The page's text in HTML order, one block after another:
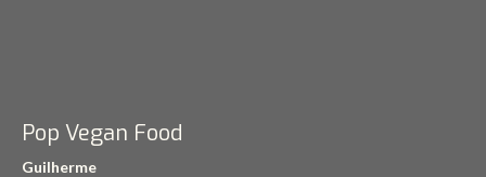
Pop Vegan Food
Guilherme